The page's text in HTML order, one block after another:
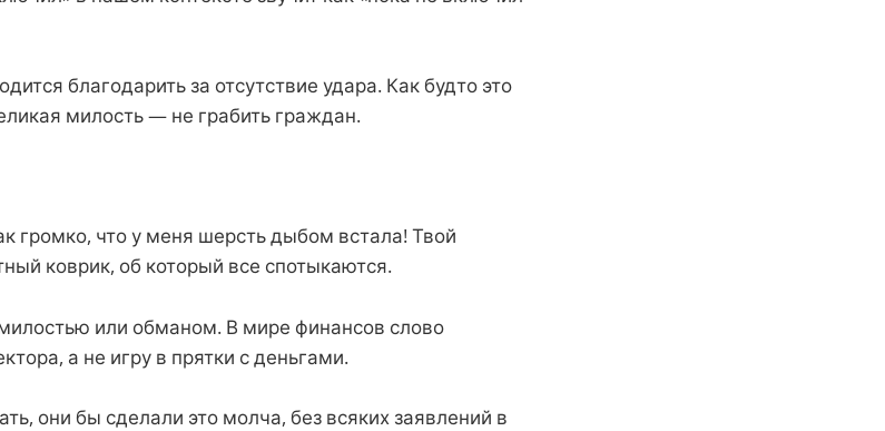
благодарить за отсутствие удара. Как будто это
милость — не грабить граждан.
громко, что у меня шерсть дыбом встала! Твой
коврик, об который все спотыкаются.
или обманом. В мире финансов слово
а не игру в прятки с деньгами.
они бы сделали это молча, без всяких заявлений в